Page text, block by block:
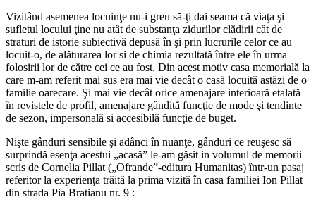
Vizitând asemenea locuinţe nu-i greu să-ţi dai seama că viaţa şi
sufletul locului ţine nu atât de substanţa zidurilor clădirii cât de
straturi de istorie subiectivă depusă în şi prin lucrurile celor ce au
locuit-o, de alăturarea lor si de chimia rezultată între ele în urma
folosirii lor de către cei ce au fost. Din acest motiv casa memorială la
care m-am referit mai sus era mai vie decât o casă locuită astăzi de o
familie oarecare. Şi mai vie decât orice amenajare interioară etalată
în revistele de profil, amenajare gândită funcţie de mode şi tendinte
de sezon, impersonală si accesibilă funcţie de buget.
Nişte gânduri sensibile şi adânci în nuanţe, gânduri ce reuşesc să
surprindă esenţa acestui „acasă” le-am găsit in volumul de memorii
scris de Cornelia Pillat („Ofrande”-editura Humanitas) într-un pasaj
referitor la experienţa trăită la prima vizită în casa familiei Ion Pillat
din strada Pia Bratianu nr. 9 :